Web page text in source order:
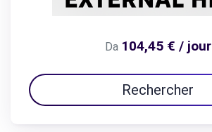
Da 104,45 € / jour
Rechercher